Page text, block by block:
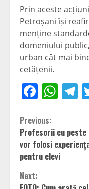
Prin aceste
Petroșani își
menține
domeniului
urban cât mai
cetățenii.
Continue
Reading
Previous:
Profesorii cu peste
vor folosi
pentru elevi
Next: